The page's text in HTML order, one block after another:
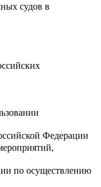
судов в
Федерации
по осуществлению